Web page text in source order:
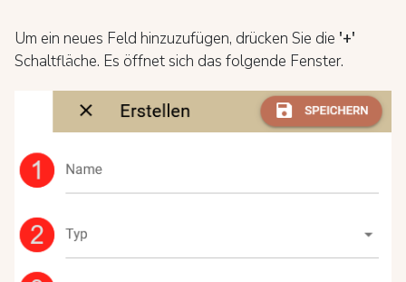
Um ein neues Feld hinzuzufügen, drücken Sie die '+'
Schaltfläche. Es öffnet sich das folgende Fenster.